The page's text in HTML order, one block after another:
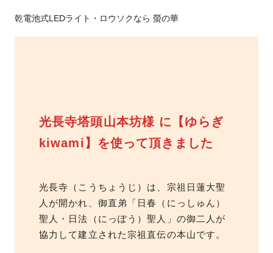
乾電池式LEDライト・ロウソクなら 螢の華
光長寺塔頭山本坊様 に【ゆらぎ
kiwami】を使って頂きました
光長寺（こうちょうじ）は、宗祖日蓮大聖
人が開かれ、御直弟「日春（にっしゅん）
聖人・日法（にっぽう）聖人」の御二人が
協力して建立された宗祖直伝の本山です。